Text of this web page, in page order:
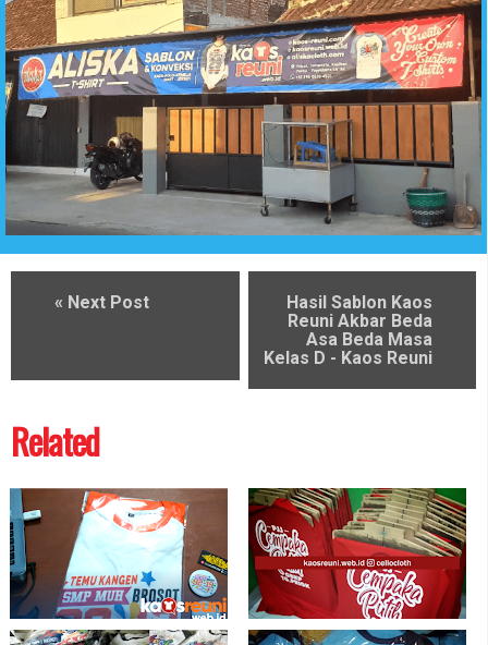
« Next Post
Hasil Sablon Kaos
Reuni Akbar Beda
Asa Beda Masa
Kelas D - Kaos Reuni
Related